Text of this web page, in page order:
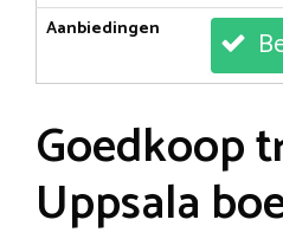
Aanbiedingen
Goedkoop
Uppsala